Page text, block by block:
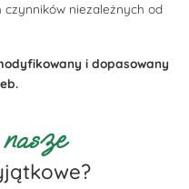
niezależnych od
i dopasowany
nasze